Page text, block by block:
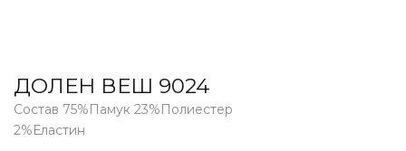
ДОЛЕН ВЕШ 9024
Состав 75%Памук 23%Полиестер
2%Еластин